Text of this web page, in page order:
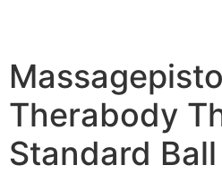
Therabody
Standard